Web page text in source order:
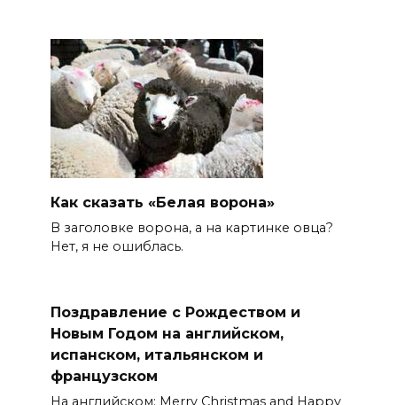
Как сказать «Белая ворона»
В заголовке ворона, а на картинке овца?
Нет, я не ошиблась.
Поздравление с Рождеством и
Новым Годом на английском,
испанском, итальянском и
французском
На английском: Merry Christmas and Happy